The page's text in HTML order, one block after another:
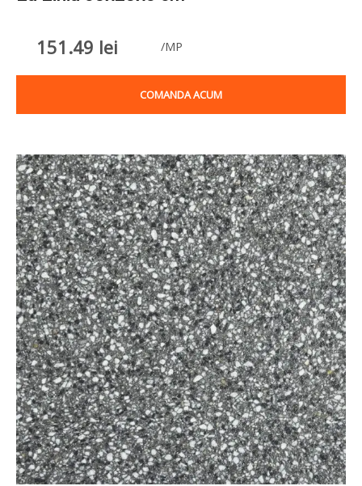
151.49 lei /MP
COMANDA ACUM